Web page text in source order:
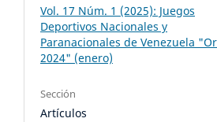
Vol. 17 Núm. 1 (2025): Juegos
Deportivos Nacionales y
Paranacionales de Venezuela
2024" (enero)
Sección
Artículos